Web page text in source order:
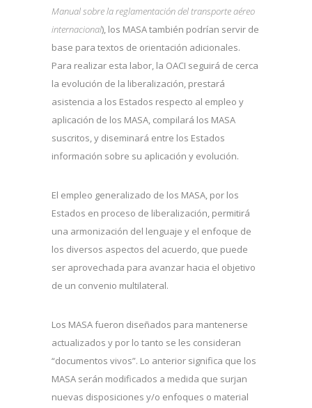
Manual sobre la reglamentación del transporte aéreo
internacional), los MASA también podrían servir de
base para textos de orientación adicionales.
Para realizar esta labor, la OACI seguirá de cerca
la evolución de la liberalización, prestará
asistencia a los Estados respecto al empleo y
aplicación de los MASA, compilará los MASA
suscritos, y diseminará entre los Estados
información sobre su aplicación y evolución.
El empleo generalizado de los MASA, por los
Estados en proceso de liberalización, permitirá
una armonización del lenguaje y el enfoque de
los diversos aspectos del acuerdo, que puede
ser aprovechada para avanzar hacia el objetivo
de un convenio multilateral.
Los MASA fueron diseñados para mantenerse
actualizados y por lo tanto se les consideran
“documentos vivos”. Lo anterior significa que los
MASA serán modificados a medida que surjan
nuevas disposiciones y/o enfoques o material